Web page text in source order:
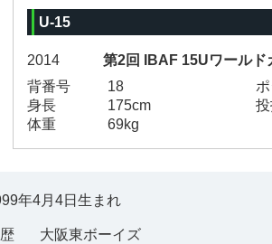
U-15
2014
第2回 IBAF 15Uワールド
背番号
18
身長
175cm
体重
69kg
年4月4日生まれ
大阪東ボーイズ